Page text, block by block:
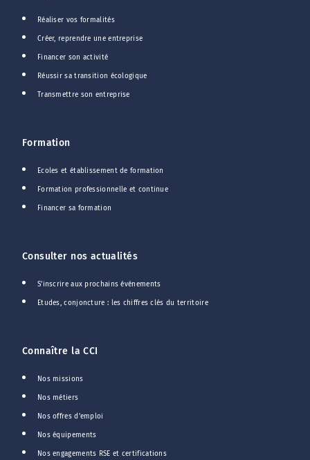
Réaliser vos formalités
Créer, reprendre une entreprise
Financer son activité
Réussir sa transition écologique
Transmettre son entreprise
Formation
Ecoles et établissement de formation
Formation professionnelle et continue
Financer sa formation
Consulter nos actualités
S'inscrire aux prochains événements
Etudes, conjoncture : les chiffres clés du territoire
Connaître la CCI
Nos missions
Nos métiers
Nos offres d'emploi
Nos équipements
Nos engagements RSE et certifications